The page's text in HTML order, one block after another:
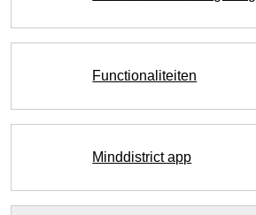
Functionaliteiten
Minddistrict app